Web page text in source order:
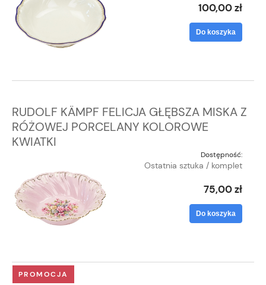
100,00 zł
Do koszyka
RUDOLF KÄMPF FELICJA GŁĘBSZA MISKA Z
RÓŻOWEJ PORCELANY KOLOROWE
KWIATKI
Dostępność:
Ostatnia sztuka / komplet
75,00 zł
Do koszyka
PROMOCJA